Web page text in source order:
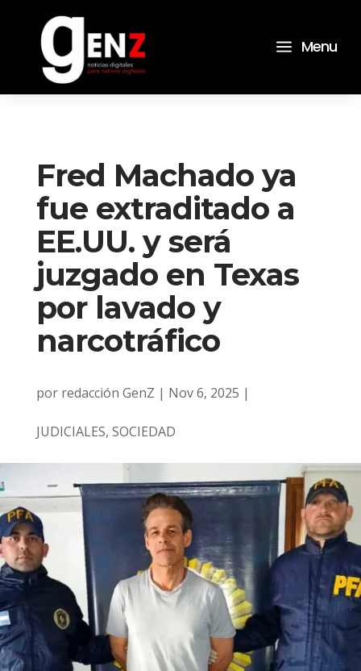
a Menu
Fred Machado ya
fue extraditado a
EE.UU. y será
juzgado en Texas
por lavado y
narcotráfico
por redacción GenZ | Nov 6, 2025 |
JUDICIALES, SOCIEDAD